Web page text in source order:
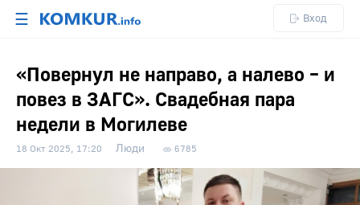
☰ Вход
«Повернул не направо, а налево – и
повез в ЗАГС». Свадебная пара
недели в Могилеве
18 Окт 2025, 17:20 Люди 6785